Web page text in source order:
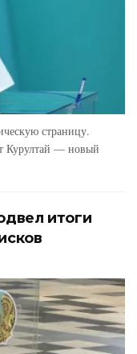
страницу.
Курултай — новый
итоги